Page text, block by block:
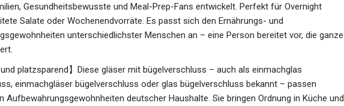
Gesundheitsbewusste und Meal-Prep-Fans entwickelt. Perfekt für Overnight
Salate oder Wochenendvorräte. Es passt sich den Ernährungs- und
unterschiedlichster Menschen an – eine Person bereitet vor, die ganze
und platzsparend】Diese gläser mit bügelverschluss – auch als einmachglas
einmachgläser bügelverschluss oder glas bügelverschluss bekannt – passen
Aufbewahrungsgewohnheiten deutscher Haushalte. Sie bringen Ordnung in Küche und